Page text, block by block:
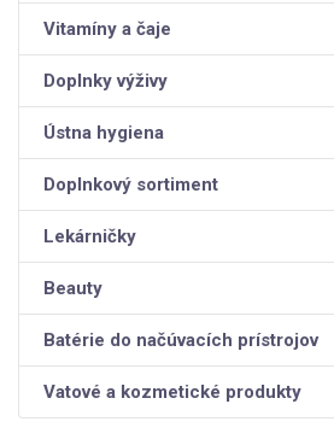
Vitamíny a čaje
Doplnky výživy
Ústna hygiena
Doplnkový sortiment
Lekárničky
Beauty
Batérie do načúvacích prístrojov
Vatové a kozmetické produkty